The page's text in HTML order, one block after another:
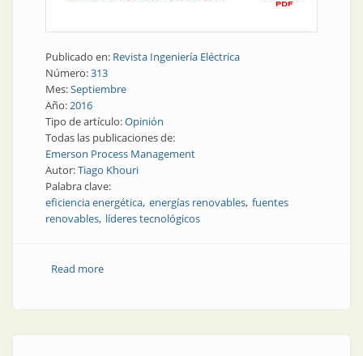
Publicado en: Revista Ingeniería Eléctrica
Número:313
Mes:Septiembre
Año:2016
Tipo de artículo:Opinión
Todas las publicaciones de:
Emerson Process Management
Autor:Tiago Khouri
Palabra clave:
eficiencia energética energías renovables fuentes
renovables líderes tecnológicos
Read moreabout Opinión | Fuentes renovables en las